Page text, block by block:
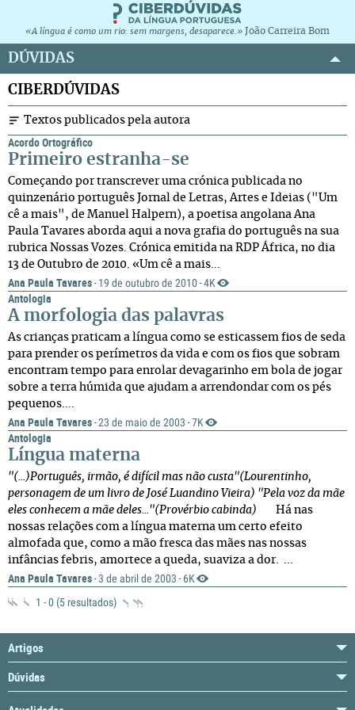
«A língua é como um rio: sem margens, desaparece.» João Carreira Bom
DÚVIDAS
CIBERDÚVIDAS
Textos publicados pela autora
Acordo Ortográfico
Primeiro estranha-se
Começando por transcrever uma crónica publicada no
quinzenário português Jornal de Letras, Artes e Ideias ("Um
cê a mais", de Manuel Halpern), a poetisa angolana Ana
Paula Tavares aborda aqui a nova grafia do português na sua
rubrica Nossas Vozes. Crónica emitida na RDP África, no dia
13 de Outubro de 2010. «Um cê a mais...
Ana Paula Tavares · 19 de outubro de 2010 · 4K
Antologia
A morfologia das palavras
As crianças praticam a língua como se esticassem fios de seda
para prender os perímetros da vida e com os fios que sobram
encontram tempo para enrolar devagarinho em bola de jogar
sobre a terra húmida que ajudam a arrendondar com os pés
pequenos....
Ana Paula Tavares · 23 de maio de 2003 · 7K
Antologia
Língua materna
"(...)Português, irmão, é difícil mas não custa"(Lourentinho,
personagem de um livro de José Luandino Vieira) "Pela voz da mãe
eles conhecem a mãe deles..."(Provérbio cabinda) Há nas
nossas relações com a língua materna um certo efeito
almofada que, como a mão fresca das mães nas nossas
infâncias febris, amortece a queda, suaviza a dor. ...
Ana Paula Tavares · 3 de abril de 2003 · 6K
1 - 0 (5 resultados)
Artigos
Dúvidas